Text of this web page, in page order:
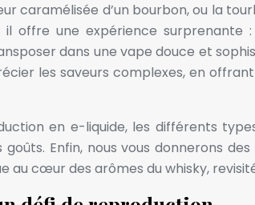
caramélisée d’un bourbon, ou la
offre une expérience surprenante
dans une vape douce et
les saveurs complexes, en
en e-liquide, les différents
Enfin, nous vous donnerons
au cœur des arômes du whisky,